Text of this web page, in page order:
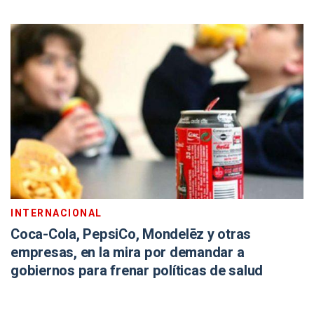
INTERNACIONAL
Coca-Cola, PepsiCo, Mondelēz y otras
empresas, en la mira por demandar a
gobiernos para frenar políticas de salud